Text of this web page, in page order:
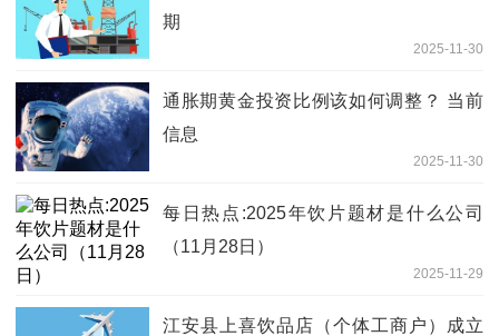
期
2025-11-30
通胀期黄金投资比例该如何调整？ 当前
信息
2025-11-30
每日热点:2025年饮片题材是什么公司
（11月28日）
2025-11-29
江安县上喜饮品店（个体工商户）成立